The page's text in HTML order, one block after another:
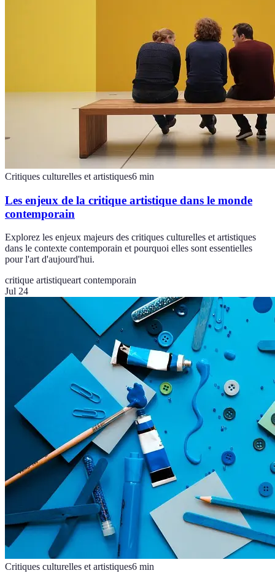
Critiques culturelles et artistiques6 min
Les enjeux de la critique artistique dans le monde
contemporain
Explorez les enjeux majeurs des critiques culturelles et artistiques
dans le contexte contemporain et pourquoi elles sont essentielles
pour l'art d'aujourd'hui.
critique artistiqueart contemporain
Jul 24
Critiques culturelles et artistiques6 min